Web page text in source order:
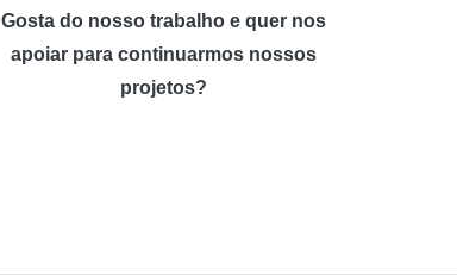
Gosta do nosso trabalho e quer nos
apoiar para continuarmos nossos
projetos?